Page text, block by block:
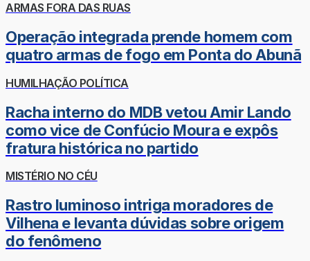
ARMAS FORA DAS RUAS
Operação integrada prende homem com
quatro armas de fogo em Ponta do Abunã
HUMILHAÇÃO POLÍTICA
Racha interno do MDB vetou Amir Lando
como vice de Confúcio Moura e expôs
fratura histórica no partido
MISTÉRIO NO CÉU
Rastro luminoso intriga moradores de
Vilhena e levanta dúvidas sobre origem
do fenômeno